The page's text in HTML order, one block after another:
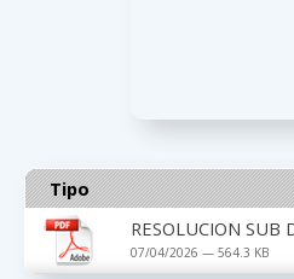
Tipo
RESOLUCION SUB
07/04/2026 — 564.3 KB